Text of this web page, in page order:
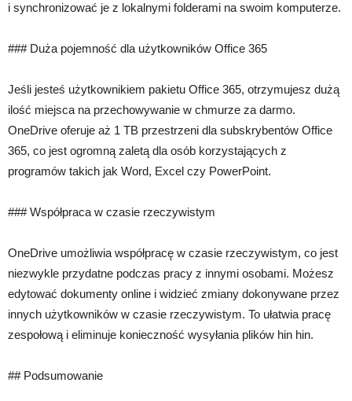
i synchronizować je z lokalnymi folderami na swoim komputerze.
### Duża pojemność dla użytkowników Office 365
Jeśli jesteś użytkownikiem pakietu Office 365, otrzymujesz dużą
ilość miejsca na przechowywanie w chmurze za darmo.
OneDrive oferuje aż 1 TB przestrzeni dla subskrybentów Office
365, co jest ogromną zaletą dla osób korzystających z
programów takich jak Word, Excel czy PowerPoint.
### Współpraca w czasie rzeczywistym
OneDrive umożliwia współpracę w czasie rzeczywistym, co jest
niezwykle przydatne podczas pracy z innymi osobami. Możesz
edytować dokumenty online i widzieć zmiany dokonywane przez
innych użytkowników w czasie rzeczywistym. To ułatwia pracę
zespołową i eliminuje konieczność wysyłania plików hin hin.
## Podsumowanie